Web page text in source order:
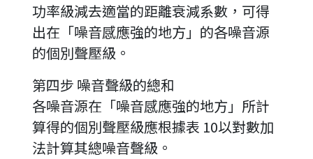
功率級減去適當的距離衰減系數，可得
出在「噪音感應強的地方」的各噪音源
的個別聲壓級。
第四步 噪音聲級的總和
各噪音源在「噪音感應強的地方」所計
算得的個別聲壓級應根據表 10以對數加
法計算其總噪音聲級。